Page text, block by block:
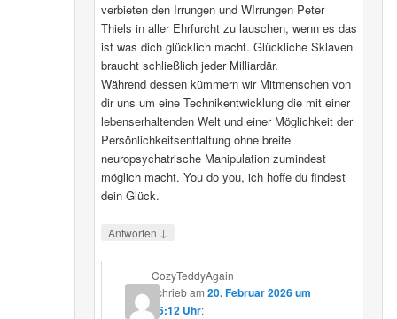
verbieten den Irrungen und WIrrungen Peter
Thiels in aller Ehrfurcht zu lauschen, wenn es das
ist was dich glücklich macht. Glückliche Sklaven
braucht schließlich jeder Milliardär.
Während dessen kümmern wir Mitmenschen von
dir uns um eine Technikentwicklung die mit einer
lebenserhaltenden Welt und einer Möglichkeit der
Persönlichkeitsentfaltung ohne breite
neuropsychatrische Manipulation zumindest
möglich macht. You do you, ich hoffe du findest
dein Glück.
Antworten ↓
CozyTeddyAgain
schriebam20. Februar 2026 um
16:12 Uhr: